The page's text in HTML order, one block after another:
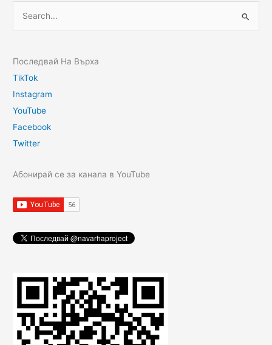
Последвай На Върха
TikTok
Instagram
YouTube
Facebook
Twitter
Абонирай се за канала в YouTube